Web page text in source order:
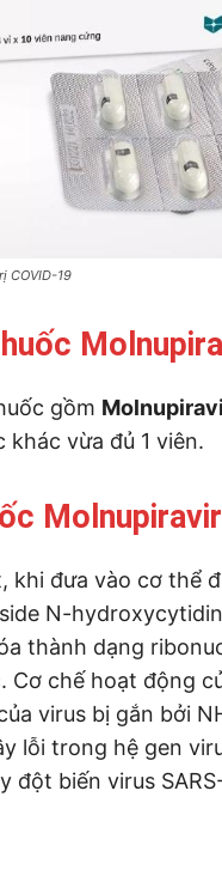
COVID-19
gồm
vừa đủ 1 viên.
khi đưa vào cơ thể
N-
thành dạng
chế hoạt động
virus bị gắn bởi
lỗi trong hệ gen
đột biến virus